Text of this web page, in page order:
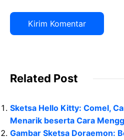
Related Post
Sketsa Hello Kitty: Comel,
Menarik beserta Cara
Gambar Sketsa Doraemon: